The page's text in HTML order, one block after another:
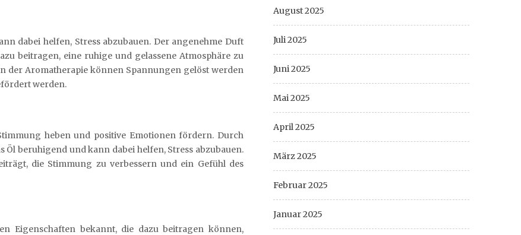
dabei helfen, Stress abzubauen. Der angenehme Duft
beitragen, eine ruhige und gelassene Atmosphäre zu
der Aromatherapie können Spannungen gelöst werden
werden.
heben und positive Emotionen fördern. Durch
beruhigend und kann dabei helfen, Stress abzubauen.
die Stimmung zu verbessern und ein Gefühl des
Eigenschaften bekannt, die dazu beitragen können,
August 2025
Juli 2025
Juni 2025
Mai 2025
April 2025
März 2025
Februar 2025
Januar 2025